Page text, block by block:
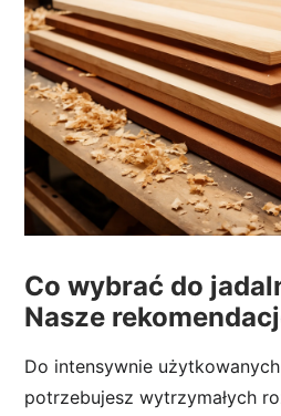
Co wybrać do
Nasze
Do intensywnie
potrzebujesz wytrzymałych